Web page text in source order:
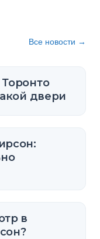
Все новости →
двери
в